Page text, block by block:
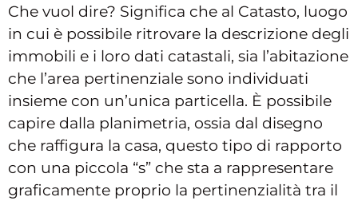
Che vuol dire? Significa che al Catasto, luogo
in cui è possibile ritrovare la descrizione degli
immobili e i loro dati catastali, sia l’abitazione
che l’area pertinenziale sono individuati
insieme con un’unica particella. È possibile
capire dalla planimetria, ossia dal disegno
che raffigura la casa, questo tipo di rapporto
con una piccola “s” che sta a rappresentare
graficamente proprio la pertinenzialità tra il